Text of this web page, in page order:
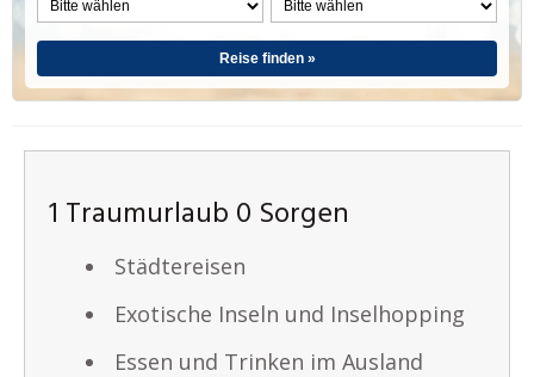
Reise finden »
1 Traumurlaub 0 Sorgen
Städtereisen
Exotische Inseln und Inselhopping
Essen und Trinken im Ausland